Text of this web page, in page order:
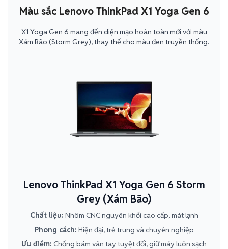
Màu sắc Lenovo ThinkPad X1 Yoga Gen 6
X1 Yoga Gen 6 mang đến diện mạo hoàn toàn mới với màu
Xám Bão (Storm Grey), thay thế cho màu đen truyền thống.
Lenovo ThinkPad X1 Yoga Gen 6 Storm
Grey (Xám Bão)
Chất liệu: Nhôm CNC nguyên khối cao cấp, mát lạnh
Phong cách: Hiện đại, trẻ trung và chuyên nghiệp
Ưu điểm: Chống bám vân tay tuyệt đối, giữ máy luôn sạch